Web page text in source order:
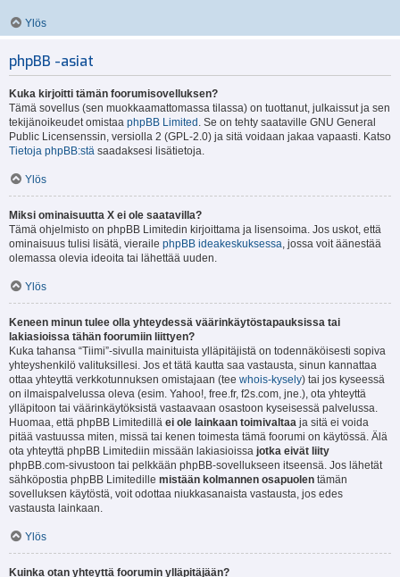
Ylös
phpBB -asiat
Kuka kirjoitti tämän foorumisovelluksen?
Tämä sovellus (sen muokkaamattomassa tilassa) on tuottanut, julkaissut ja sen
tekijänoikeudet omistaa phpBB Limited . Se on tehty saataville GNU General
Public Licensenssin, versiolla 2 (GPL-2.0) ja sitä voidaan jakaa vapaasti. Katso
Tietoja phpBB:stä saadaksesi lisätietoja.
Ylös
Miksi ominaisuutta X ei ole saatavilla?
Tämä ohjelmisto on phpBB Limitedin kirjoittama ja lisensoima. Jos uskot, että
ominaisuus tulisi lisätä, vieraile phpBB ideakeskuksessa, jossa voit äänestää
olemassa olevia ideoita tai lähettää uuden.
Ylös
Keneen minun tulee olla yhteydessä väärinkäytöstapauksissa tai
lakiasioissa tähän foorumiin liittyen?
Kuka tahansa “Tiimi”-sivulla mainituista ylläpitäjistä on todennäköisesti sopiva
yhteyshenkilö valituksillesi. Jos et tätä kautta saa vastausta, sinun kannattaa
ottaa yhteyttä verkkotunnuksen omistajaan (tee whois-kysely) tai jos kyseessä
on ilmaispalvelussa oleva (esim. Yahoo!, free.fr, f2s.com, jne.), ota yhteyttä
ylläpitoon tai väärinkäytöksistä vastaavaan osastoon kyseisessä palvelussa.
Huomaa, että phpBB Limitedillä ei ole lainkaan toimivaltaa ja sitä ei voida
pitää vastuussa miten, missä tai kenen toimesta tämä foorumi on käytössä. Älä
ota yhteyttä phpBB Limitediin missään lakiasioissa jotka eivät liity
phpBB.com-sivustoon tai pelkkään phpBB-sovellukseen itseensä. Jos lähetät
sähköpostia phpBB Limitedille mistään kolmannen osapuolen tämän
sovelluksen käytöstä, voit odottaa niukkasanaista vastausta, jos edes
vastausta lainkaan.
Ylös
Kuinka otan yhteyttä foorumin ylläpitäjään?